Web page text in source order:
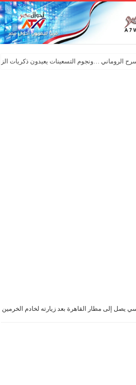
الروماني …ونجوم التسعينات يعيدون ذكريات
يصل إلى مطار القاهرة بعد زيارته لخادم الخرمين